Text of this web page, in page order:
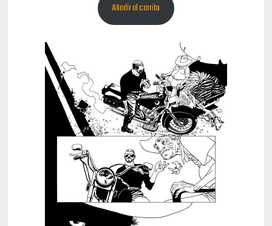
Añadir al carrito